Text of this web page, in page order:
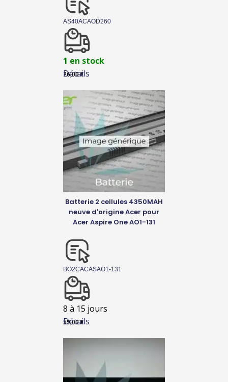
Détails
AS40ACAOD260
1 en stock
26,00€
Détails
Batterie 2 cellules 4350MAH
neuve d'origine Acer pour
Acer Aspire One AO1-131
BO2CACASAO1-131
8 à 15 jours
59,00€